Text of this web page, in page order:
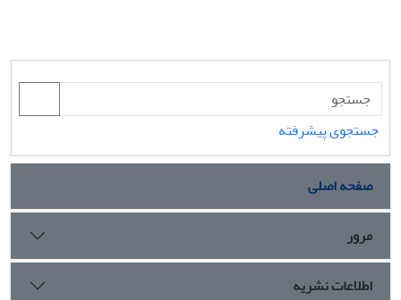
جستجوی پیشرفته
صفحه اصلی
مرور
اطلاعات نشریه